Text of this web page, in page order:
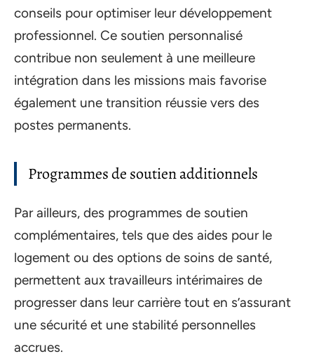
conseils pour optimiser leur développement
professionnel. Ce soutien personnalisé
contribue non seulement à une meilleure
intégration dans les missions mais favorise
également une transition réussie vers des
postes permanents.
Programmes de soutien additionnels
Par ailleurs, des programmes de soutien
complémentaires, tels que des aides pour le
logement ou des options de soins de santé,
permettent aux travailleurs intérimaires de
progresser dans leur carrière tout en s’assurant
une sécurité et une stabilité personnelles
accrues.